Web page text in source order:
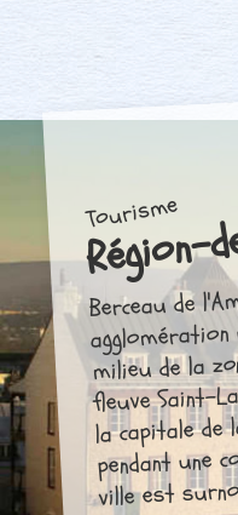
Tourisme
Région-
Berceau de
milieu de la
fleuve Saint-
la capitale de
pendant une
ville est